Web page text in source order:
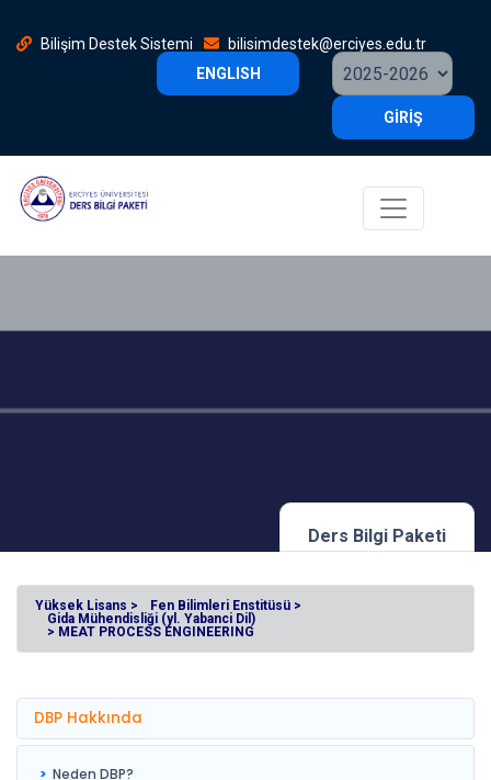
Bilişim Destek Sistemi
bilisimdestek@erciyes.edu.tr
ENGLISH
GİRİŞ
Ders Bilgi Paketi
Yüksek Lisans >
Fen Bilimleri Enstitüsü >
Gida Mühendisliği (yl. Yabanci Dil)
> MEAT PROCESS ENGINEERING
DBP Hakkında
Neden DBP?